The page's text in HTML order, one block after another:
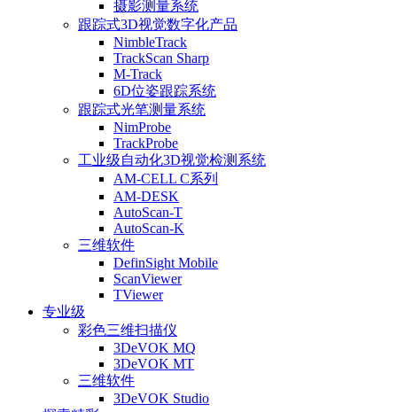
摄影测量系统
跟踪式3D视觉数字化产品
NimbleTrack
TrackScan Sharp
M-Track
6D位姿跟踪系统
跟踪式光笔测量系统
NimProbe
TrackProbe
工业级自动化3D视觉检测系统
AM-CELL C系列
AM-DESK
AutoScan-T
AutoScan-K
三维软件
DefinSight Mobile
ScanViewer
TViewer
专业级
彩色三维扫描仪
3DeVOK MQ
3DeVOK MT
三维软件
3DeVOK Studio